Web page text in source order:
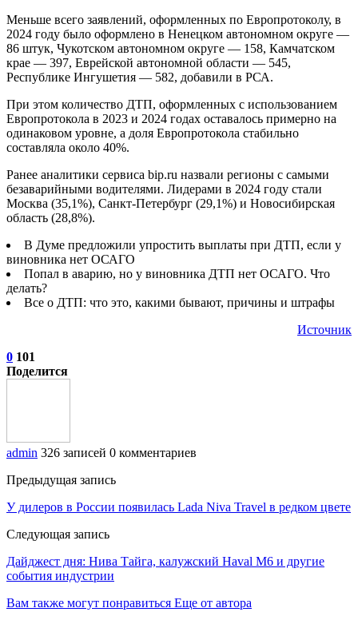
Меньше всего заявлений, оформленных по Европротоколу, в
2024 году было оформлено в Ненецком автономном округе —
86 штук, Чукотском автономном округе — 158, Камчатском
крае — 397, Еврейской автономной области — 545,
Республике Ингушетия — 582, добавили в РСА.
При этом количество ДТП, оформленных с использованием
Европротокола в 2023 и 2024 годах оставалось примерно на
одинаковом уровне, а доля Европротокола стабильно
составляла около 40%.
Ранее аналитики сервиса bip.ru назвали регионы с самыми
безаварийными водителями. Лидерами в 2024 году стали
Москва (35,1%), Санкт-Петербург (29,1%) и Новосибирская
область (28,8%).
В Думе предложили упростить выплаты при ДТП, если у
виновника нет ОСАГО
Попал в аварию, но у виновника ДТП нет ОСАГО. Что
делать?
Все о ДТП: что это, какими бывают, причины и штрафы
Источник
0 101
Поделится
admin 326 записей 0 комментариев
Предыдущая запись
У дилеров в России появилась Lada Niva Travel в редком цвете
Следующая запись
Дайджест дня: Нива Тайга, калужский Haval M6 и другие
события индустрии
Вам также могут понравиться Еще от автора